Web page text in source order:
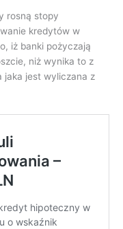
rosną stopy
kredytów w
iż banki pożyczają
niż wynika to z
jaka jest wyliczana z